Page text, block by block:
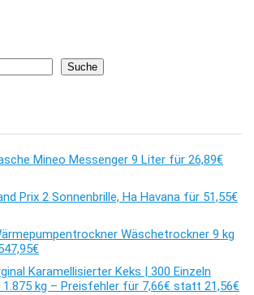
Suche
Mineo Messenger 9 Liter für 26,89€
Prix 2 Sonnenbrille, Ha Havana für 51,55€
Wäschetrockner 9 kg
Karamellisierter Keks | 300 Einzeln
kg – Preisfehler für 7,66€ statt 21,56€